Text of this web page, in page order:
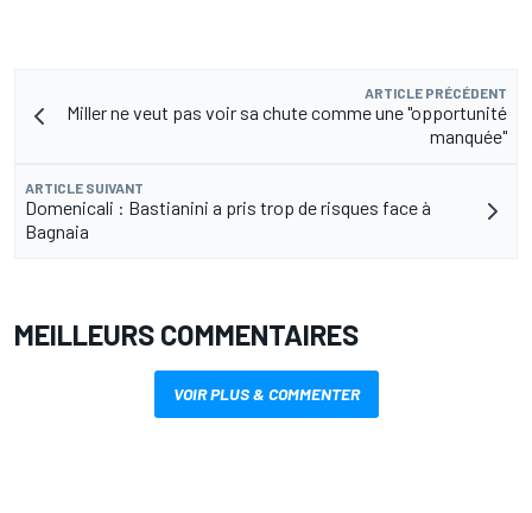
ARTICLE PRÉCÉDENT
Miller ne veut pas voir sa chute comme une "opportunité
manquée"
ARTICLE SUIVANT
Domenicali : Bastianini a pris trop de risques face à
Bagnaia
MEILLEURS COMMENTAIRES
VOIR PLUS & COMMENTER